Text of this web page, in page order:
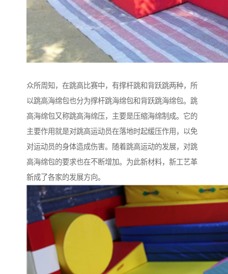
众所周知，在跳高比赛中，有撑杆跳和背跃跳两种，所
以跳高海绵包也分为撑杆跳海绵包和背跃跳海绵包。跳
高海绵包又称跳高海绵压，主要是压缩海绵制成。它的
主要作用就是对跳高运动员在落地时起缓压作用，以免
对运动员的身体造成伤害。随着跳高运动的发展，对跳
高海绵包的要求也在不断增加。为此新材料，新工艺革
新成了各家的发展方向。